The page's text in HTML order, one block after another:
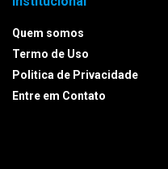
Quem somos
Termo de Uso
Politica de Privacidade
Entre em Contato